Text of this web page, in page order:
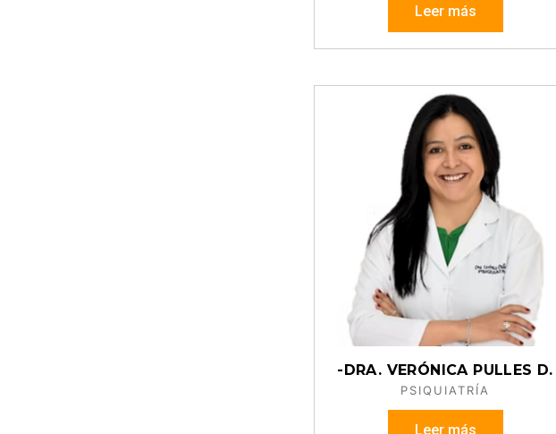
Leer más
-DRA. VERÓNICA PULLES D.
PSIQUIATRÍA
Leer más